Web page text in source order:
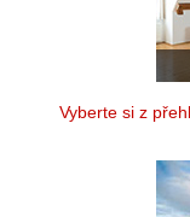
Vyberte si z